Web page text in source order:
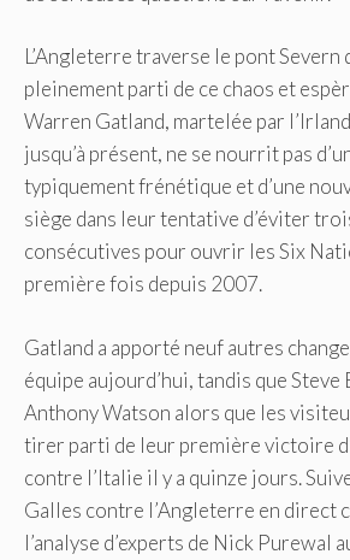
L’Angleterre traverse le pont Severn
pleinement parti de ce chaos et
Warren Gatland, martelée par
jusqu’à présent, ne se nourrit pas
typiquement frénétique et d’une
siège dans leur tentative d’éviter
consécutives pour ouvrir les Six
première fois depuis 2007.
Gatland a apporté neuf autres
équipe aujourd’hui, tandis que
Anthony Watson alors que les
tirer parti de leur première victoire
contre l’Italie il y a quinze jours.
Galles contre l’Angleterre en direct
l’analyse d’experts de Nick Purewal